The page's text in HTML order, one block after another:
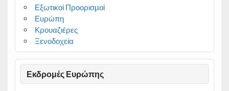
Εξωτικοί Προορισμοί
Ευρώπη
Κρουαζιέρες
Ξενοδοχεία
Εκδρομές Ευρώπης